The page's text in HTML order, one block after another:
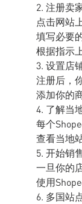
2. 注册卖
点击网站
填写必要
根据指示
3. 设置店
注册后，
添加你的
4. 了解当
每个
查看当地
5. 开始销
一旦你的
使用
6. 多国站